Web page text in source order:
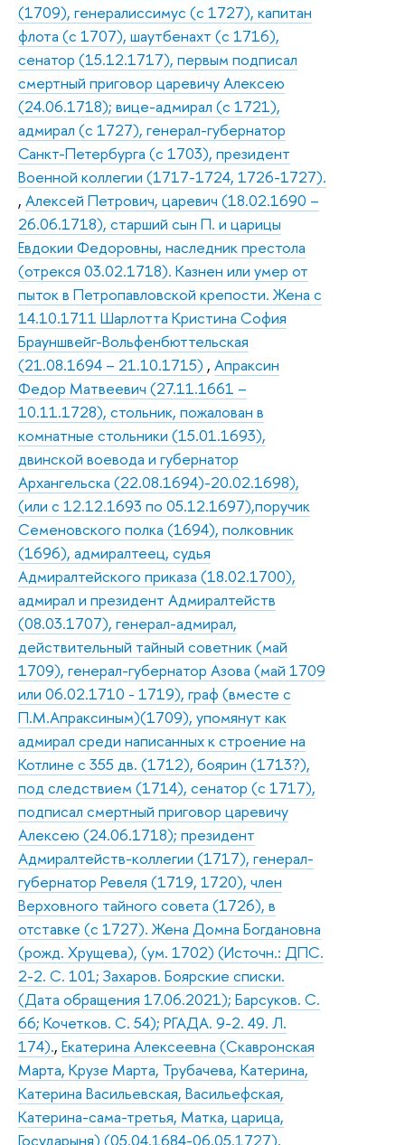
(1709), генералиссимус (с 1727), капитан
флота (с 1707), шаутбенахт (с 1716),
сенатор (15.12.1717), первым подписал
смертный приговор царевичу Алексею
(24.06.1718); вице-адмирал (с 1721),
адмирал (с 1727), генерал-губернатор
Санкт-Петербурга (с 1703), президент
Военной коллегии (1717-1724, 1726-1727).
, Алексей Петрович, царевич (18.02.1690 –
26.06.1718), старший сын П. и царицы
Евдокии Федоровны, наследник престола
(отрекся 03.02.1718). Казнен или умер от
пыток в Петропавловской крепости. Жена с
14.10.1711 Шарлотта Кристина София
Брауншвейг-Вольфенбюттельская
(21.08.1694 – 21.10.1715) , Апраксин
Федор Матвеевич (27.11.1661 –
10.11.1728), стольник, пожалован в
комнатные стольники (15.01.1693),
двинской воевода и губернатор
Архангельска (22.08.1694)-20.02.1698),
(или с 12.12.1693 по 05.12.1697),поручик
Семеновского полка (1694), полковник
(1696), адмиралтеец, судья
Адмиралтейского приказа (18.02.1700),
адмирал и президент Адмиралтейств
(08.03.1707), генерал-адмирал,
действительный тайный советник (май
1709), генерал-губернатор Азова (май 1709
или 06.02.1710 - 1719), граф (вместе с
П.М.Апраксиным)(1709), упомянут как
адмирал среди написанных к строение на
Котлине с 355 дв. (1712), боярин (1713?),
под следствием (1714), сенатор (с 1717),
подписал смертный приговор царевичу
Алексею (24.06.1718); президент
Адмиралтейств-коллегии (1717), генерал-
губернатор Ревеля (1719, 1720), член
Верховного тайного совета (1726), в
отставке (с 1727). Жена Домна Богдановна
(рожд. Хрущева), (ум. 1702) (Источн.: ДПС.
2-2. С. 101; Захаров. Боярские списки.
(Дата обращения 17.06.2021); Барсуков. С.
66; Кочетков. С. 54); РГАДА. 9-2. 49. Л.
174)., Екатерина Алексеевна (Скавронская
Марта, Крузе Марта, Трубачева, Катерина,
Катерина Васильевская, Васильефская,
Катерина-сама-третья, Матка, царица,
Государыня) (05.04.1684-06.05.1727),